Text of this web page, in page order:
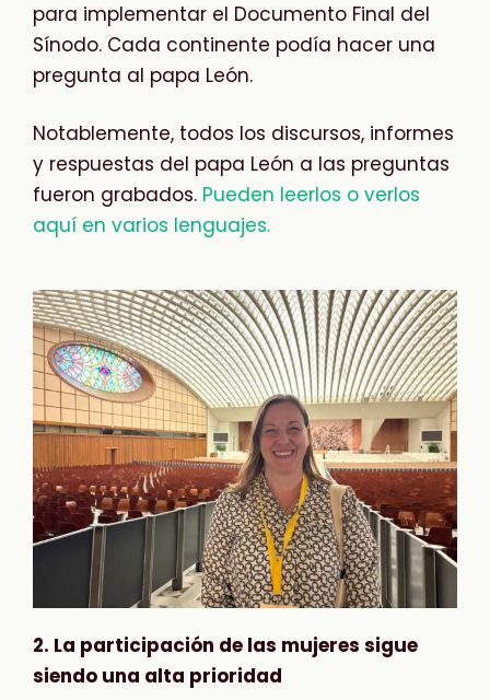
para implementar el Documento Final del
Sínodo. Cada continente podía hacer una
pregunta al papa León.
Notablemente, todos los discursos, informes
y respuestas del papa León a las preguntas
fueron grabados. Pueden leerlos o verlos
aquí en varios lenguajes.
2. La participación de las mujeres sigue
siendo una alta prioridad